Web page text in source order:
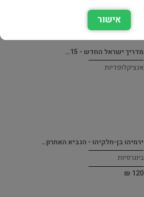
מדריך ישראל החדש - 15…
אנציקלופדיות
ירמיהו בן-חלקיהו - הנביא האחרון…
ביוגרפיות
120 ₪
אישור